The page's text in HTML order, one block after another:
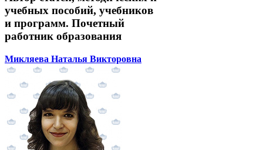
учебных пособий, учебников
и программ. Почетный
работник образования
Микляева Наталья Викторовна